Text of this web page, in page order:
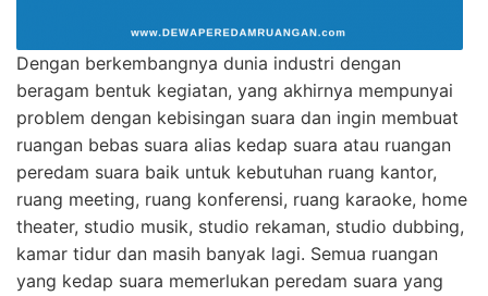
Dengan berkembangnya dunia industri dengan
beragam bentuk kegiatan, yang akhirnya mempunyai
problem dengan kebisingan suara dan ingin membuat
ruangan bebas suara alias kedap suara atau ruangan
peredam suara baik untuk kebutuhan ruang kantor,
ruang meeting, ruang konferensi, ruang karaoke, home
theater, studio musik, studio rekaman, studio dubbing,
kamar tidur dan masih banyak lagi. Semua ruangan
yang kedap suara memerlukan peredam suara yang